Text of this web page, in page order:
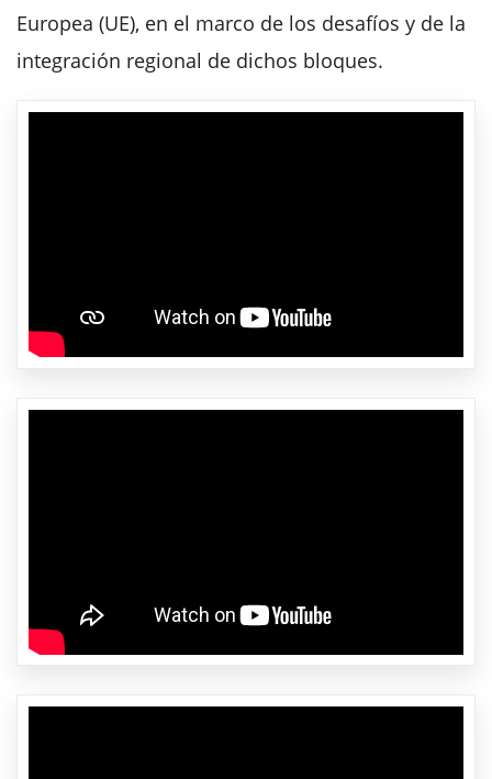
Europea (UE), en el marco de los desafíos y de la
integración regional de dichos bloques.